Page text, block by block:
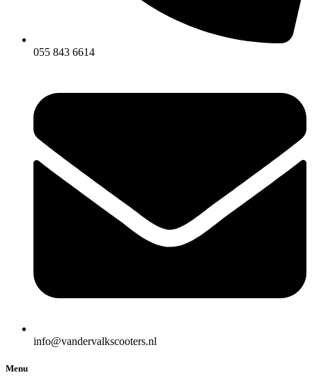
055 843 6614
info@vandervalkscooters.nl
Menu